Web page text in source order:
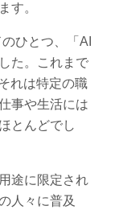
す。
ひとつ、「AI
た。これまで
れは特定の職
事や生活には
とんどでし
途に限定され
人々に普及